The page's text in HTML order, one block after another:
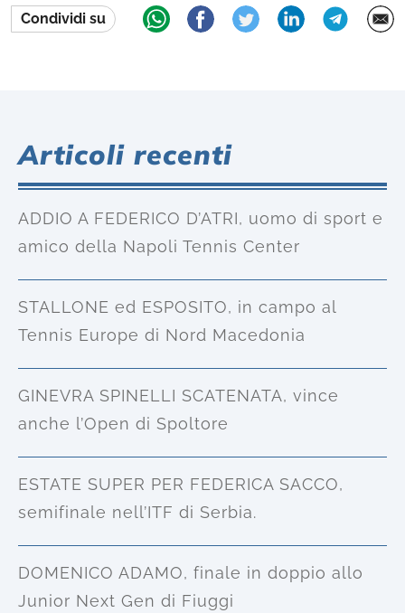
Condividi su
Articoli recenti
ADDIO A FEDERICO D’ATRI, uomo di sport e
amico della Napoli Tennis Center
STALLONE ed ESPOSITO, in campo al
Tennis Europe di Nord Macedonia
GINEVRA SPINELLI SCATENATA, vince
anche l’Open di Spoltore
ESTATE SUPER PER FEDERICA SACCO,
semifinale nell’ITF di Serbia.
DOMENICO ADAMO, finale in doppio allo
Junior Next Gen di Fiuggi